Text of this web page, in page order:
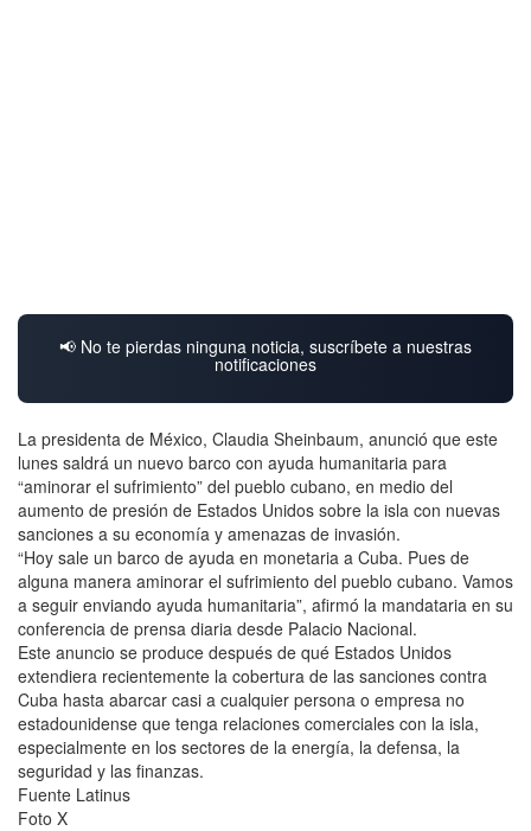
📢 No te pierdas ninguna noticia, suscríbete a nuestras
notificaciones
La presidenta de México, Claudia Sheinbaum, anunció que este
lunes saldrá un nuevo barco con ayuda humanitaria para
“aminorar el sufrimiento” del pueblo cubano, en medio del
aumento de presión de Estados Unidos sobre la isla con nuevas
sanciones a su economía y amenazas de invasión.
“Hoy sale un barco de ayuda en monetaria a Cuba. Pues de
alguna manera aminorar el sufrimiento del pueblo cubano. Vamos
a seguir enviando ayuda humanitaria”, afirmó la mandataria en su
conferencia de prensa diaria desde Palacio Nacional.
Este anuncio se produce después de qué Estados Unidos
extendiera recientemente la cobertura de las sanciones contra
Cuba hasta abarcar casi a cualquier persona o empresa no
estadounidense que tenga relaciones comerciales con la isla,
especialmente en los sectores de la energía, la defensa, la
seguridad y las finanzas.
Fuente Latinus
Foto X